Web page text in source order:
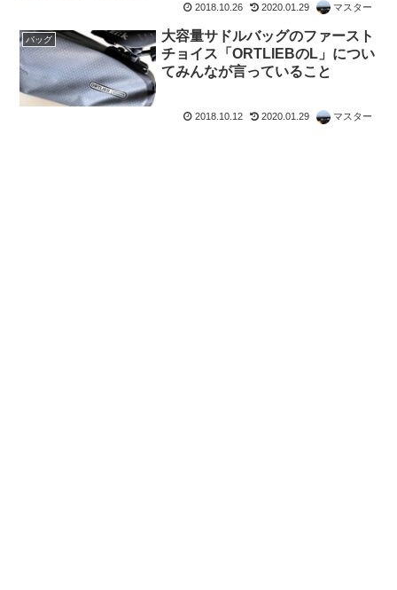
2018.10.26 2020.01.29 マスター
バッグ
大容量サドルバッグのファースト
チョイス「ORTLIEBのL」につい
てみんなが言っていること
2018.10.12 2020.01.29 マスター